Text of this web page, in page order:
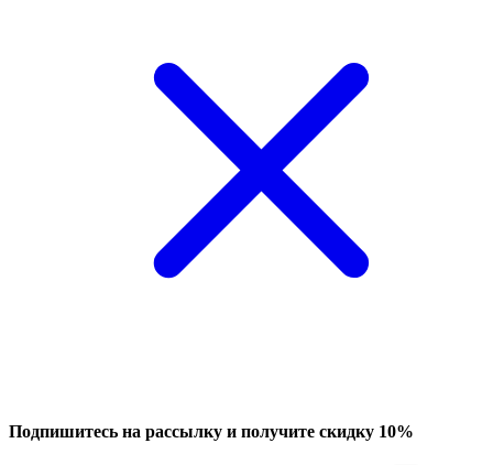
Подпишитесь на рассылку и получите скидку 10%